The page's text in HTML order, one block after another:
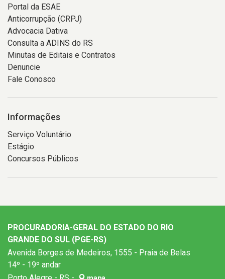
Portal da ESAE
Anticorrupção (CRPJ)
Advocacia Dativa
Consulta a ADINS do RS
Minutas de Editais e Contratos
Denuncie
Fale Conosco
Informações
Serviço Voluntário
Estágio
Concursos Públicos
PROCURADORIA-GERAL DO ESTADO DO RIO
GRANDE DO SUL (PGE-RS)
Avenida Borges de Medeiros, 1555 - Praia de Belas
14º - 19º andar